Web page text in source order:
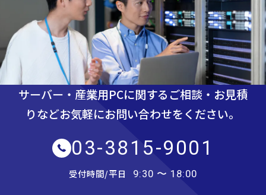
サーバー・産業用PCに関するご相談・お見積
りなどお気軽にお問い合わせをください。
03-3815-9001
受付時間/平日 9:30 〜 18:00